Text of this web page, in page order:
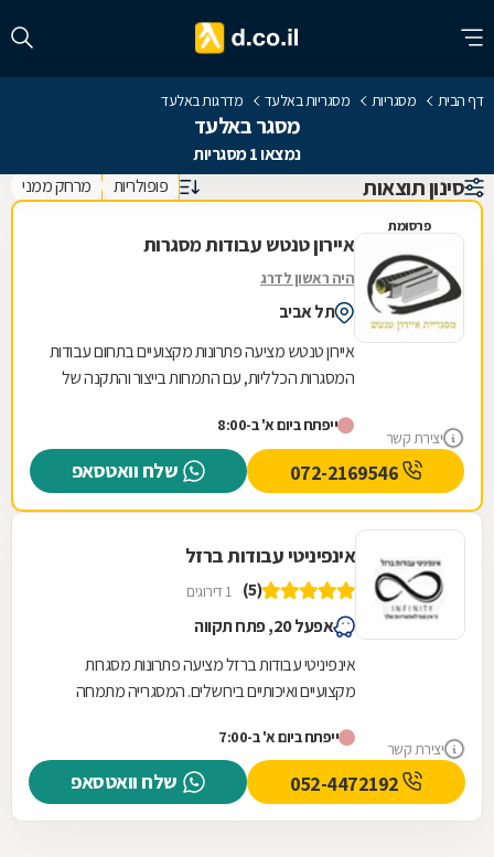
דף הבית מסגריות מסגריות באלעד מדרגות באלעד
מסגר באלעד
נמצאו 1 מסגריות
סינון תוצאות פופולריות מרחק ממני
פרסומת
יצירת קשר
איירון טנטש עבודות מסגרות
היה ראשון לדרג
תל אביב
איירון טנטש מציעה פתרונות מקצועיים בתחום עבודות
המסגרות הכלליות, עם התמחות בייצור והתקנה של
מתמחה...
ייפתח ביום א' ב-8:00
שלח וואטסאפ
יצירת קשר
אינפיניטי עבודות ברזל
(5) 1 דירוגים
אפעל 20, פתח תקווה
אינפיניטי עבודות ברזל מציעה פתרונות מסגרות
מקצועיים ואיכותיים בירושלים. המסגרייה מתמחה
ייפתח ביום א' ב-7:00
שלח וואטסאפ